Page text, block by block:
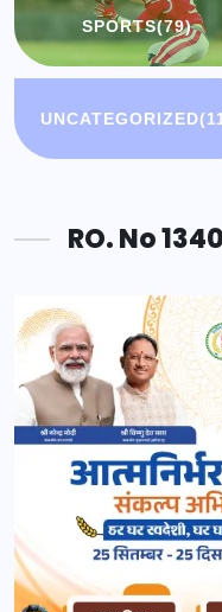
SPORTS(79)
UNCATEGORIZED
RO. No